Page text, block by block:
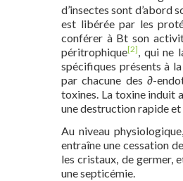
d’insectes sont d’abord
est libérée par les
conférer à Bt son
péritrophique[2], qui ne
spécifiques présents à
par chacune des ∂-
toxines. La toxine induit
une destruction rapide
Au niveau
entraîne une cessation
les cristaux, de germer,
une septicémie.